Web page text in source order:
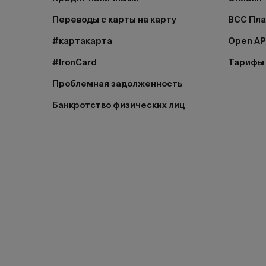
Переводы с карты на карту
#картакарта
#IronCard
Проблемная задолженность
Банкротство физических лиц
BCC
Open
Тарифы